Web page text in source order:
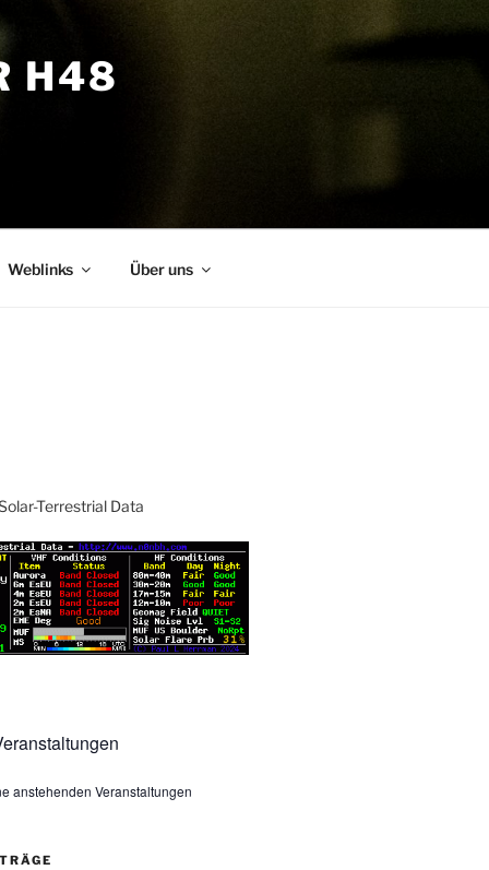
H48
Weblinks Über uns
Terrestrial Data
anstehenden Veranstaltungen